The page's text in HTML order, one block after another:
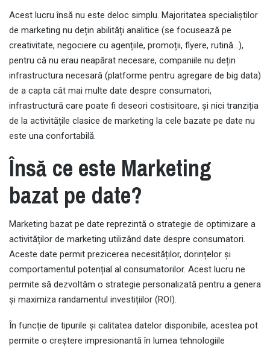
Acest lucru însă nu este deloc simplu. Majoritatea specialiștilor
de marketing nu dețin abilități analitice (se focusează pe
creativitate, negociere cu agențiile, promoții, flyere, rutină…),
pentru că nu erau neapărat necesare, companiile nu dețin
infrastructura necesară (platforme pentru agregare de big data)
de a capta cât mai multe date despre consumatori,
infrastructură care poate fi deseori costisitoare, și nici tranziția
de la activitățile clasice de marketing la cele bazate pe date nu
este una confortabilă.
Însă ce este Marketing
bazat pe date?
Marketing bazat pe date reprezintă o strategie de optimizare a
activităților de marketing utilizând date despre consumatori.
Aceste date permit prezicerea necesităților, dorințelor și
comportamentul potențial al consumatorilor. Acest lucru ne
permite să dezvoltăm o strategie personalizată pentru a genera
și maximiza randamentul investițiilor (ROI).
În funcție de tipurile și calitatea datelor disponibile, acestea pot
permite o creștere impresionantă în lumea tehnologiile